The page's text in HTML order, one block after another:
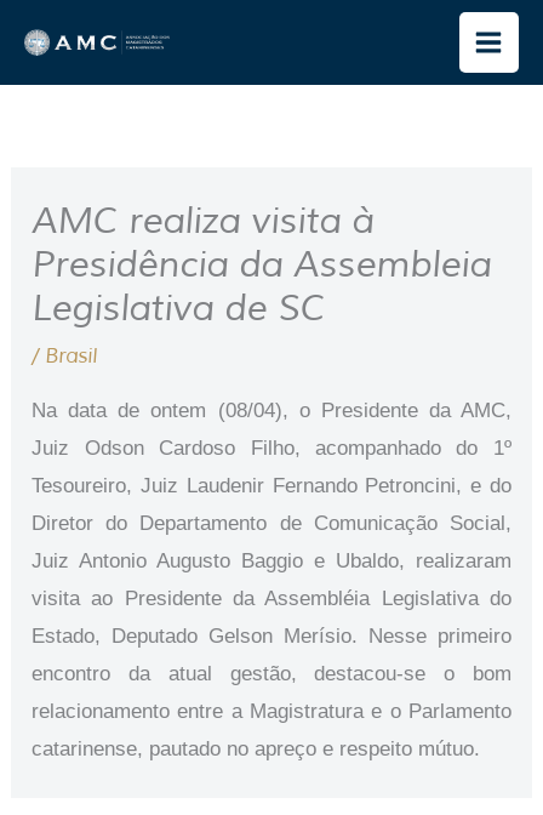
para
o
AMC realiza visita à
Presidência da Assembleia
Legislativa de SC
/ Brasil
Na data de ontem (08/04), o Presidente da AMC,
Juiz Odson Cardoso Filho, acompanhado do 1º
Tesoureiro, Juiz Laudenir Fernando Petroncini, e do
Diretor do Departamento de Comunicação Social,
Juiz Antonio Augusto Baggio e Ubaldo, realizaram
visita ao Presidente da Assembléia Legislativa do
Estado, Deputado Gelson Merísio. Nesse primeiro
encontro da atual gestão, destacou-se o bom
relacionamento entre a Magistratura e o Parlamento
catarinense, pautado no apreço e respeito mútuo.